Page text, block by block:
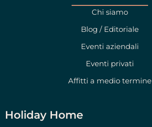
a
m
Chi siamo
Blog / Editoriale
Eventi aziendali
Eventi privati
Affitti a medio termine
Holiday Home